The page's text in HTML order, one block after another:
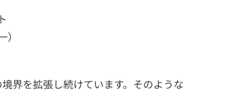
界を拡張し続けています。そのような